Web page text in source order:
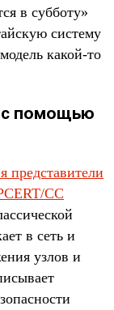
в субботу»
систему
какой-то
с помощью
представители
CC
в сеть и
узлов и